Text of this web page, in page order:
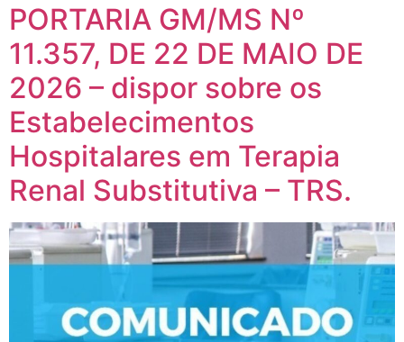
PORTARIA GM/MS Nº
11.357, DE 22 DE MAIO DE
2026 – dispor sobre os
Estabelecimentos
Hospitalares em Terapia
Renal Substitutiva – TRS.